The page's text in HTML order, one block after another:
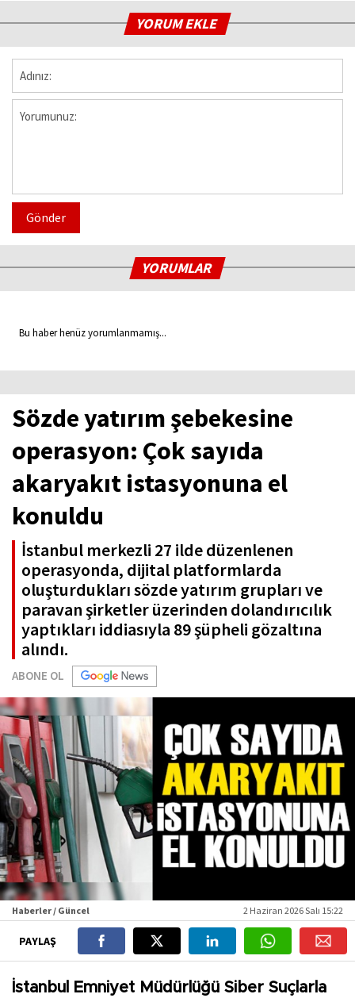
YORUM EKLE
Gönder
YORUMLAR
Bu haber henüz yorumlanmamış...
Sözde yatırım şebekesine
operasyon: Çok sayıda
akaryakıt istasyonuna el
konuldu
İstanbul merkezli 27 ilde düzenlenen
operasyonda, dijital platformlarda
oluşturdukları sözde yatırım grupları ve
paravan şirketler üzerinden dolandırıcılık
yaptıkları iddiasıyla 89 şüpheli gözaltına
alındı.
ABONE OL
Haberler / Güncel 2 Haziran 2026 Salı 15:22
PAYLAŞ
İstanbul Emniyet Müdürlüğü Siber Suçlarla